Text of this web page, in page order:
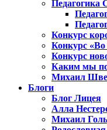
Педагогика
Конкурс
Конкурс «Во
Конкурс
Каким мы
Михаил
Блоги
Блог Лицея
Алла
Михаил